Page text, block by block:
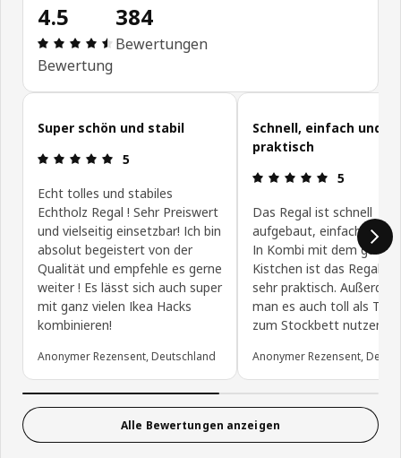
4.5
Produktbewertung: 4.5 von 5 Sterne Alle
Bewertung
384
Bewertungen
Kundenbewertungen überspringen
Super schön und stabil
Produktbewertung: 5 von 5 Sterne
5
Echt tolles und stabiles
Echtholz Regal ! Sehr Preiswert
und vielseitig einsetzbar! Ich bin
absolut begeistert von der
Qualität und empfehle es gerne
weiter ! Es lässt sich auch super
mit ganz vielen Ikea Hacks
kombinieren!
Anonymer Rezensent, Deutschland
Schnell, einfach und
praktisch
5
Das Regal ist schnell
aufgebaut, einfach ist es
In Kombi mit dem
Kistchen ist das Regal
sehr praktisch.
man es auch toll als
zum Stockbett nutzen.
Anonymer Rezensent,
Alle Bewertungen anzeigen